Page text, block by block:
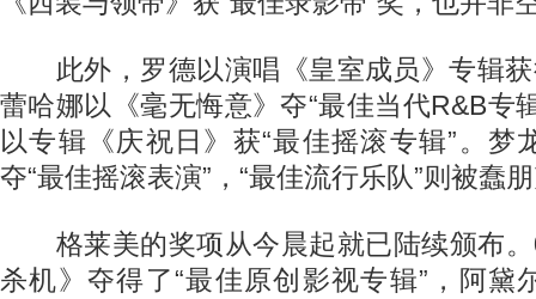
此外，罗德以演唱《皇室成员》专辑获
蕾哈娜以《毫无悔意》夺“最佳当代R&B专
以专辑《庆祝日》获“最佳摇滚专辑”。梦
夺“最佳摇滚表演”，“最佳流行乐队”则被蠢
格莱美的奖项从今晨起就已陆续颁布。
杀机》夺得了“最佳原创影视专辑”，阿黛